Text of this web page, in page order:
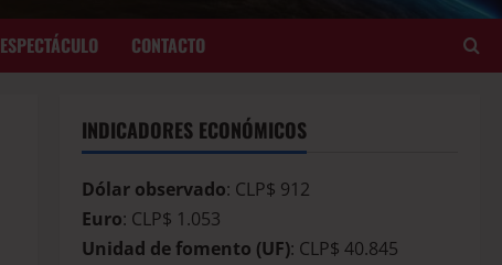
ESPECTÁCULO CONTACTO
INDICADORES ECONÓMICOS
Dólar observado: CLP$ 912
Euro: CLP$ 1.053
Unidad de fomento (UF): CLP$ 40.845